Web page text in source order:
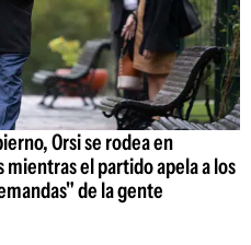
Orsi se rodea en
el partido apela a los
de la gente